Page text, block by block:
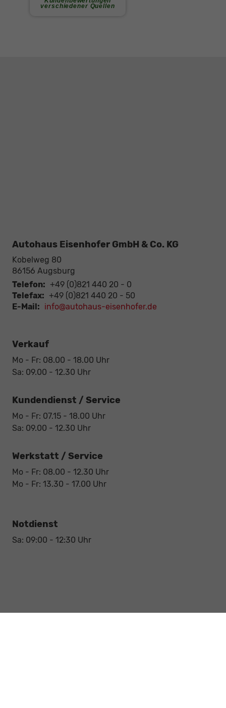
Autohaus Eisenhofer GmbH & Co. KG
Kobelweg 80
86156 Augsburg
Telefon: +49 (0)821 440 20 - 0
Telefax: +49 (0)821 440 20 - 50
E-Mail: info@autohaus-eisenhofer.de
Verkauf
Mo - Fr: 08.00 - 18.00 Uhr
Sa: 09.00 - 12.30 Uhr
Kundendienst / Service
Mo - Fr: 07.15 - 18.00 Uhr
Sa: 09.00 - 12.30 Uhr
Werkstatt / Service
Mo - Fr: 08.00 - 12.30 Uhr
Mo - Fr: 13.30 - 17.00 Uhr
Notdienst
Sa: 09:00 - 12:30 Uhr